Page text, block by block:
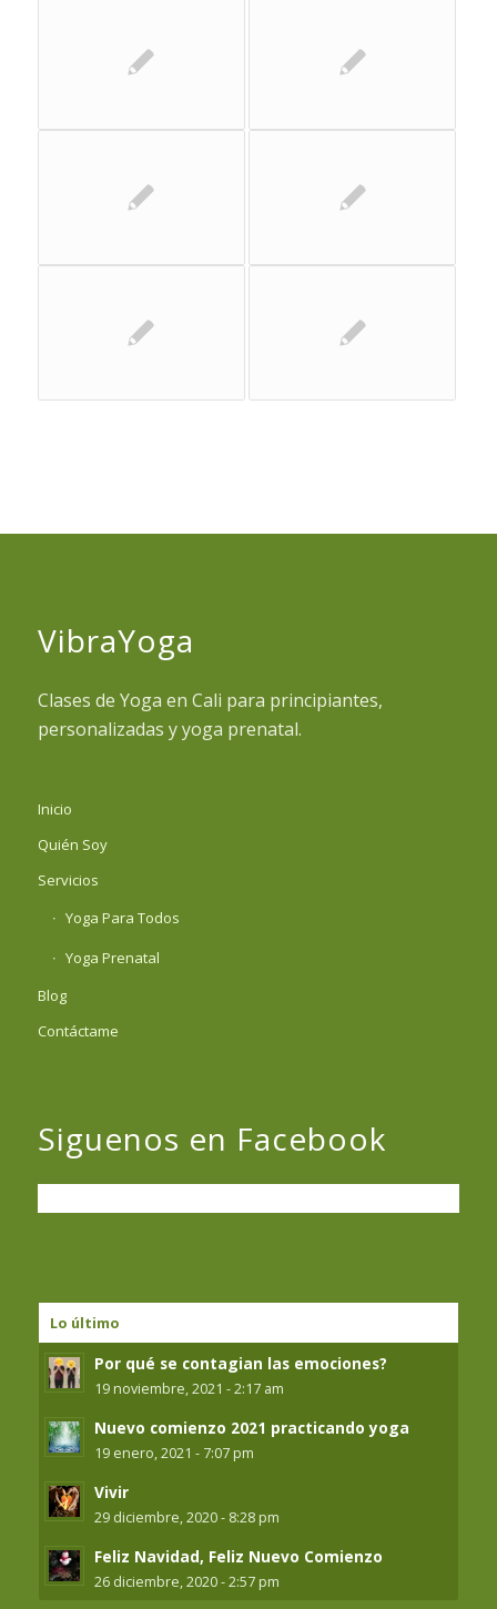
VibraYoga
Clases de Yoga en Cali para principiantes,
personalizadas y yoga prenatal.
Inicio
Quién Soy
Servicios
Yoga Para Todos
Yoga Prenatal
Blog
Contáctame
Siguenos en Facebook
Lo último
Por qué se contagian las emociones?
19 noviembre, 2021 - 2:17 am
Nuevo comienzo 2021 practicando yoga
19 enero, 2021 - 7:07 pm
Vivir
29 diciembre, 2020 - 8:28 pm
Feliz Navidad, Feliz Nuevo Comienzo
26 diciembre, 2020 - 2:57 pm